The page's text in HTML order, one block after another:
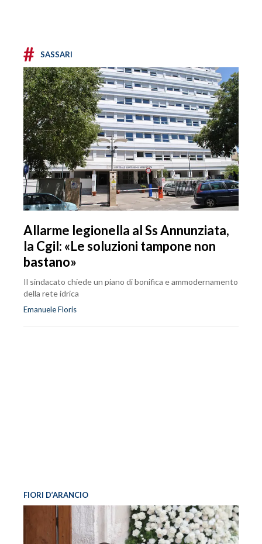
# SASSARI
Allarme legionella al Ss Annunziata,
la Cgil: «Le soluzioni tampone non
bastano»
Il sindacato chiede un piano di bonifica e ammodernamento
della rete idrica
Emanuele Floris
FIORI D’ARANCIO